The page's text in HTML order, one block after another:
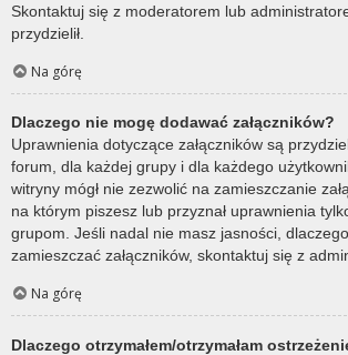
Skontaktuj się z moderatorem lub
przydzielił.
Na górę
Dlaczego nie mogę dodawać załączników?
Uprawnienia dotyczące załączników są
forum, dla każdej grupy i dla każdego
witryny mógł nie zezwolić na zamieszczanie
na którym piszesz lub przyznał uprawnienia
grupom. Jeśli nadal nie masz jasności,
zamieszczać załączników, skontaktuj się z
Na górę
Dlaczego otrzymałem/otrzymałam